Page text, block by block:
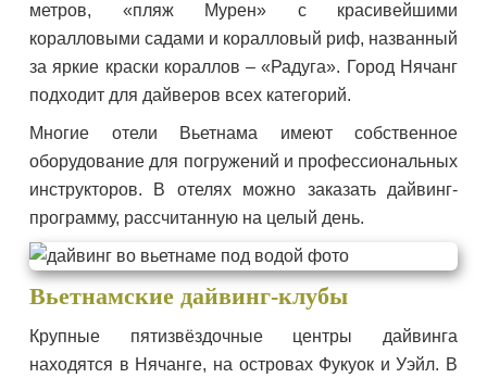
метров, «пляж Мурен» с красивейшими
коралловыми садами и коралловый риф, названный
за яркие краски кораллов – «Радуга». Город Нячанг
подходит для дайверов всех категорий.
Многие отели Вьетнама имеют собственное
оборудование для погружений и профессиональных
инструкторов. В отелях можно заказать дайвинг-
программу, рассчитанную на целый день.
Вьетнамские дайвинг-клубы
Крупные пятизвёздочные центры дайвинга
находятся в Нячанге, на островах Фукуок и Уэйл. В